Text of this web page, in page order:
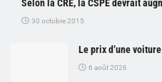
Selon la CRE, la CSPE devrait
30 octobre 2015
Le prix d’une
6 août 2026